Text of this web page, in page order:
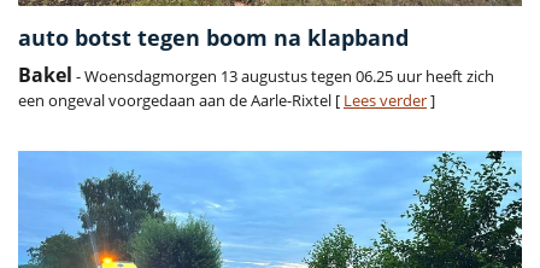
auto botst tegen boom na klapband
Bakel - Woensdagmorgen 13 augustus tegen 06.25 uur heeft zich
een ongeval voorgedaan aan de Aarle-Rixtel [ Lees verder]